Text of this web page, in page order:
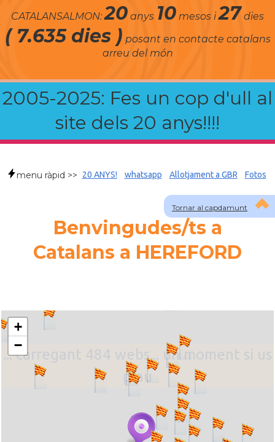
CATALANSALMON:20 anys 10 mesos i27 dies
( 7.635 dies ) posant en contacte catalans
arreu del món
2005-2025: Fes un cop d'ull al
site dels 20 anys!!!!
Tornar al capdamunt
menu ràpid >> 20 ANYS! whatsapp Allotjament a GBR Fotos
Benvingudes/ts a
Catalans a HEREFORD
... carregant 484 webs... un moment si us
plau
+
−